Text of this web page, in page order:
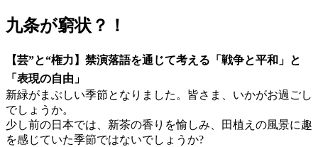
:
九条が窮状？！
【芸”と“権力】禁演落語を通じて考える「戦争と平和」と
「表現の自由」
新緑がまぶしい季節となりました。皆さま、いかがお過ごし
でしょうか。
少し前の日本では、新茶の香りを愉しみ、田植えの風景に趣
を感じていた季節ではないでしょうか?